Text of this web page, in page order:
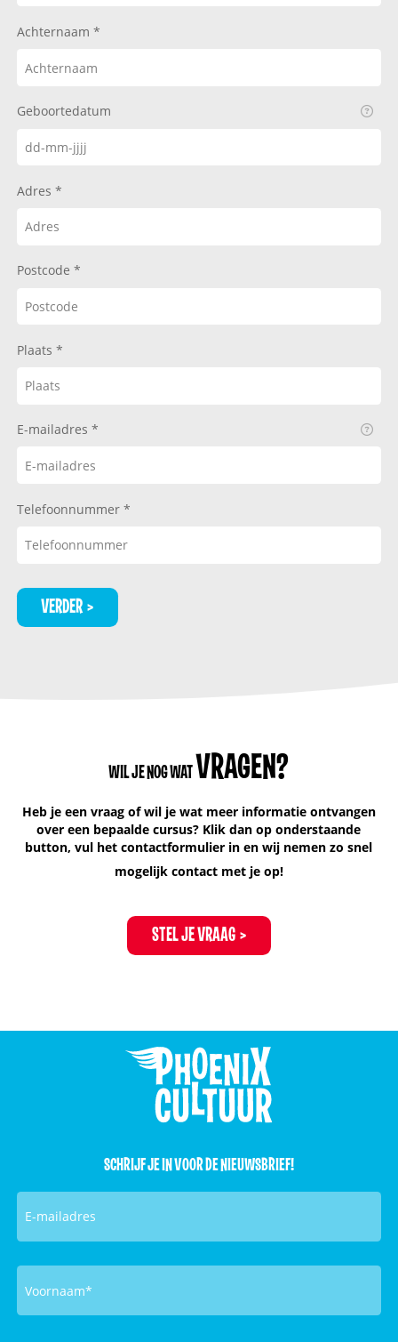
Achternaam
Geboortedatum
Adres
Postcode
Plaats
E-mailadres
Telefoonnummer
VERDER
WIL JE NOG WATVRAGEN?
Heb je een vraag of wil je wat meer informatie ontvangen
over een bepaalde cursus? Klik dan op onderstaande
button, vul het contactformulier in en wij nemen zo snel
mogelijk contact met je op!
STEL JE VRAAG
SCHRIJF JE IN VOOR DE NIEUWSBRIEF!